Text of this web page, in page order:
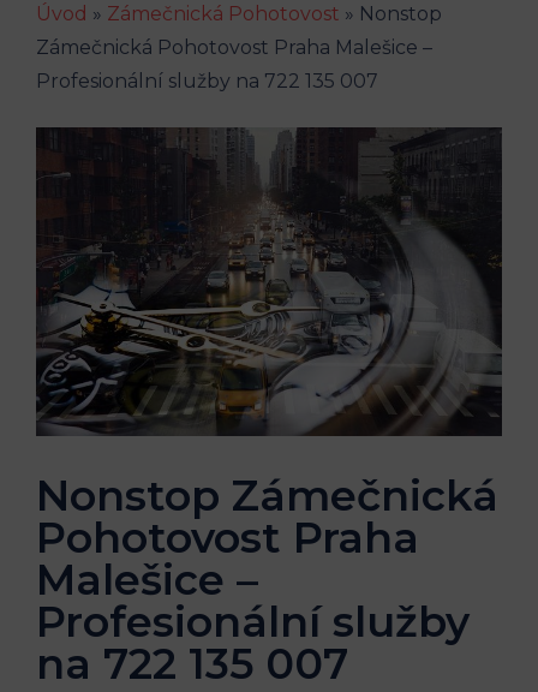
Úvod » Zámečnická Pohotovost » Nonstop
Zámečnická Pohotovost Praha Malešice –
Profesionální služby na 722 135 007
Nonstop Zámečnická
Pohotovost Praha
Malešice –
Profesionální služby
na 722 135 007